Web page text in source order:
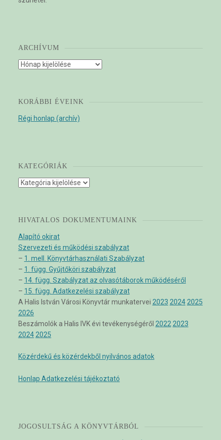
ARCHÍVUM
Archívum
KORÁBBI ÉVEINK
Régi honlap (archív)
KATEGÓRIÁK
Kategóriák
HIVATALOS DOKUMENTUMAINK
Alapító okirat
Szervezeti és működési szabályzat
– 1. mell. Könyvtárhasználati Szabályzat
– 1. függ. Gyűjtőköri szabályzat
– 14. függ. Szabályzat az olvasótáborok működéséről
– 15. függ. Adatkezelési szabályzat
A Halis István Városi Könyvtár munkatervei 2023 2024 2025
2026
Beszámolók a Halis IVK évi tevékenységéről 2022 2023
2024 2025
Közérdekű és közérdekből nyilvános adatok
Honlap Adatkezelési tájékoztató
JOGOSULTSÁG A KÖNYVTÁRBÓL